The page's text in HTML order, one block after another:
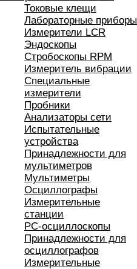
Токовые клещи
Лабораторные приборы
Измерители LCR
Эндоскопы
Стробоскопы RPM
Измеритель вибрации
Специальные
измерители
Пробники
Анализаторы сети
Испытательные
устройства
Принадлежности для
мультиметров
Мультиметры
Осциллографы
Измерительные
станции
РС-осциллоскопы
Принадлежности для
осциллографов
Измерительные